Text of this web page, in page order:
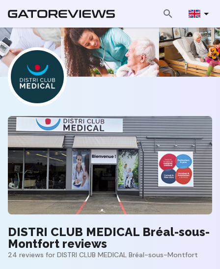
DISTRI CLUB MEDICAL Bréal-sous-
Montfort reviews
24 reviews for DISTRI CLUB MEDICAL Bréal-sous-Montfort